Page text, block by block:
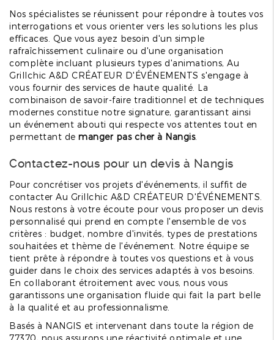
Nos spécialistes se réunissent pour répondre à toutes vos
interrogations et vous orienter vers les solutions les plus
efficaces. Que vous ayez besoin d'un simple
rafraîchissement culinaire ou d'une organisation
complète incluant plusieurs types d'animations, Au
Grillchic A&D CRÉATEUR D'ÉVÉNEMENTS s'engage à
vous fournir des services de haute qualité. La
combinaison de savoir-faire traditionnel et de techniques
modernes constitue notre signature, garantissant ainsi
un événement abouti qui respecte vos attentes tout en
permettant de manger pas cher à Nangis.
Contactez-nous pour un devis à Nangis
Pour concrétiser vos projets d'événements, il suffit de
contacter Au Grillchic A&D CRÉATEUR D'ÉVÉNEMENTS.
Nous restons à votre écoute pour vous proposer un devis
personnalisé qui prend en compte l'ensemble de vos
critères : budget, nombre d'invités, types de prestations
souhaitées et thème de l'événement. Notre équipe se
tient prête à répondre à toutes vos questions et à vous
guider dans le choix des services adaptés à vos besoins.
En collaborant étroitement avec vous, nous vous
garantissons une organisation fluide qui fait la part belle
à la qualité et au professionnalisme.
Basés à NANGIS et intervenant dans toute la région de